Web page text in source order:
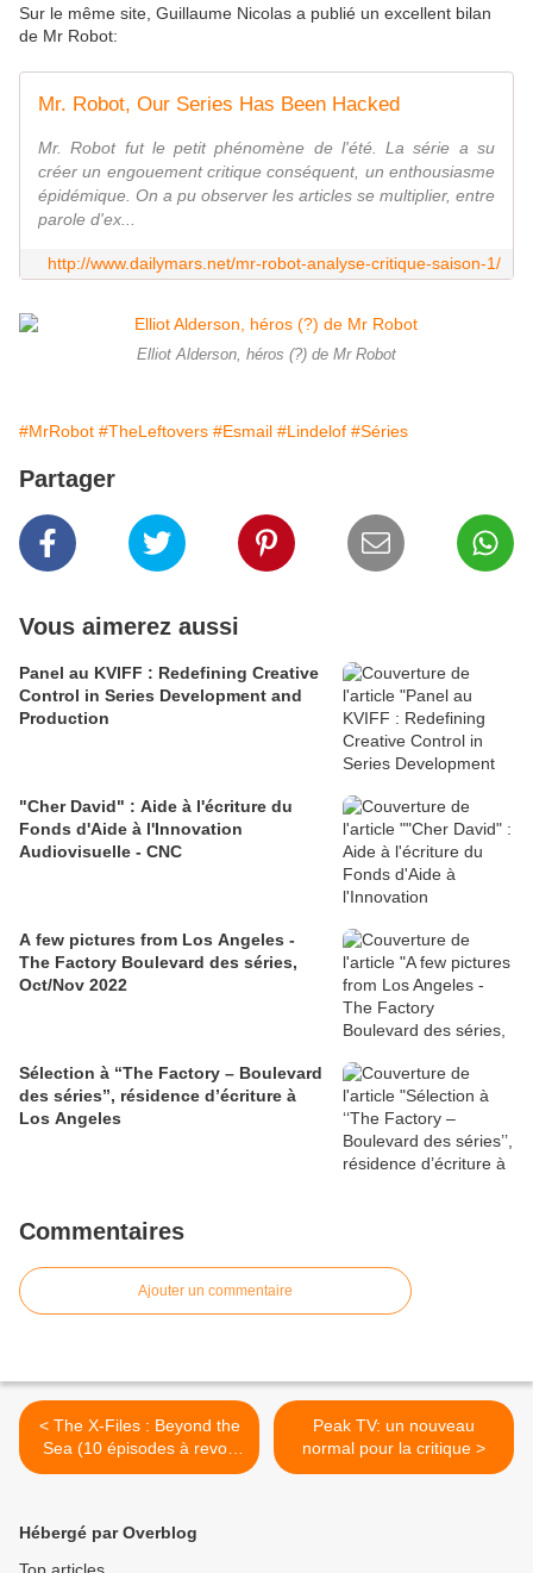
Sur le même site, Guillaume Nicolas a publié un excellent bilan
de Mr Robot:
Mr. Robot, Our Series Has Been Hacked
Mr. Robot fut le petit phénomène de l'été. La série a su
créer un engouement critique conséquent, un enthousiasme
épidémique. On a pu observer les articles se multiplier, entre
parole d'ex...
http://www.dailymars.net/mr-robot-analyse-critique-saison-1/
Elliot Alderson, héros (?) de Mr Robot
#MrRobot #TheLeftovers #Esmail #Lindelof #Séries
Partager
Vous aimerez aussi
Panel au KVIFF : Redefining Creative
Control in Series Development and
Production
"Cher David" : Aide à l'écriture du
Fonds d'Aide à l'Innovation
Audiovisuelle - CNC
A few pictures from Los Angeles -
The Factory Boulevard des séries,
Oct/Nov 2022
Sélection à ‘‘The Factory – Boulevard
des séries’’, résidence d’écriture à
Los Angeles
Commentaires
Ajouter un commentaire
< The X-Files : Beyond the
Sea (10 épisodes à revoir
avant le revival, volet 1)
Peak TV: un nouveau
normal pour la critique >
Hébergé par Overblog